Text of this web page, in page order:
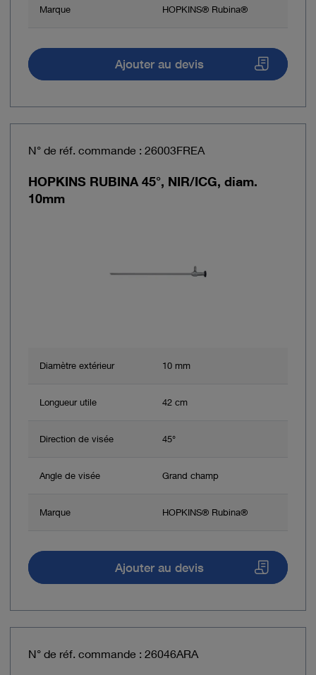
Marque HOPKINS® Rubina®
Ajouter au devis
N° de réf. commande : 26003FREA
HOPKINS RUBINA 45°, NIR/ICG, diam.
10mm
Diamètre extérieur 10 mm
Longueur utile 42 cm
Direction de visée 45°
Angle de visée Grand champ
Marque HOPKINS® Rubina®
Ajouter au devis
N° de réf. commande : 26046ARA